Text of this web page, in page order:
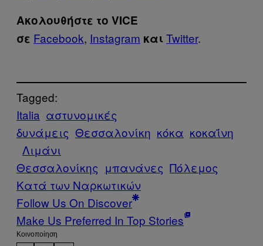
Ακολουθήστε το VICE
σε Facebook, Instagram και Twitter.
Tagged:
Italia αστυνομικές
δυνάμεις Θεσσαλονίκη κόκα κοκαΐνη
Λιμάνι
Θεσσαλονίκης μπανάνες Πόλεμος
Κατά των Ναρκωτικών
Follow Us On Discover
Make Us Preferred In Top Stories
Kοινοποίηση